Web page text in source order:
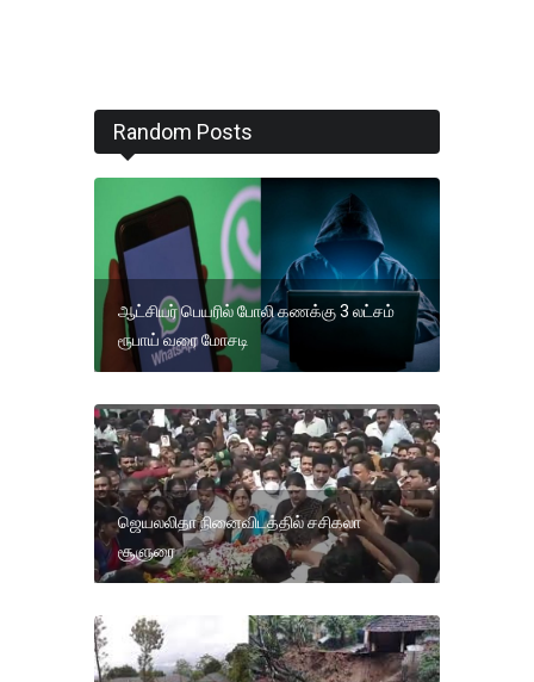
Random Posts
ஆட்சியர் பெயரில் போலி கணக்கு 3 லட்சம்
ரூபாய் வரை மோசடி
ஜெயலலிதா நினைவிடத்தில் சசிகலா
சூளுரை